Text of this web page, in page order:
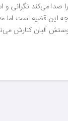
را صدا می‌کند
این قضیه است
دوستش آلبان کنارش